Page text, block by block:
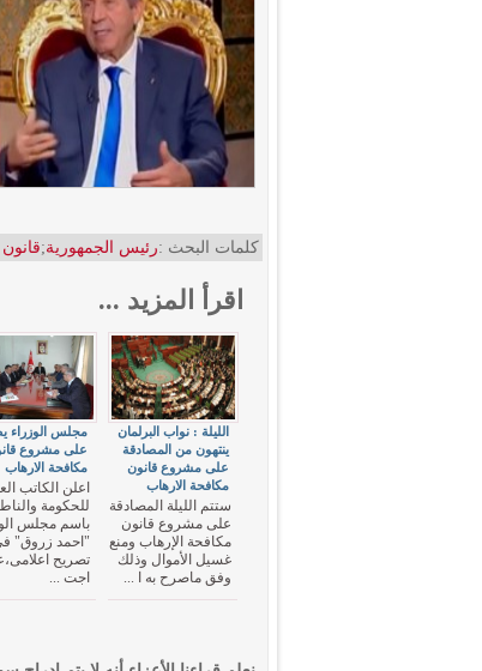
كلمات البحث :رئيس الجمهورية;
اقرأ المزيد ...
مجلس الوزراء
على مشروع
مكافحة الارهاب
اعلن الكاتب
للحكومة
باسم مجلس
"احمد زروق"
تصريح
اجت ...
الليلة : نواب البرلمان
ينتهون من المصادقة
على مشروع قانون
مكافحة الارهاب
ستتم الليلة المصادقة
على مشروع قانون
مكافحة الإرهاب ومنع
غسيل الأموال وذلك
وفق ماصرح به ا ...